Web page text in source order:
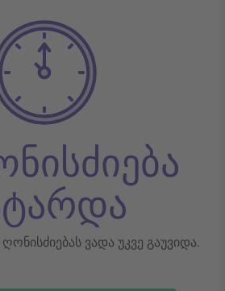
ვადა უკვე გაუვიდა.